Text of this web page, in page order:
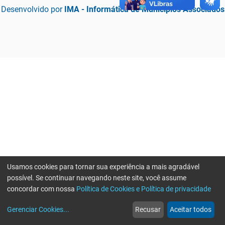
Desenvolvido por IMA - Informática de Municípios Associados
web
Notícias
more_horiz
Mais
Usamos cookies para tornar sua experiência a mais agradável
possível. Se continuar navegando neste site, você assume
concordar com nossa Política de Cookies e Política de privacidade
Gerenciar Cookies... Recusar Aceitar todos
Erro ao enviar informações, por favor tente novamente